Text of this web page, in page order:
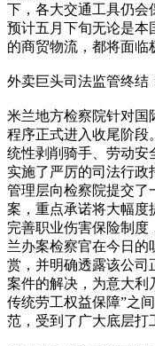
下，各大交通工具仍会
预计五月下旬无论是本
的商贸物流，都将面临
外卖巨头司法监管终结
米兰地方检察院针对国
程序正式进入收尾阶段
统性剥削骑手、劳动安
实施了严厉的司法行政
管理层向检察院提交了
案，重点承诺将大幅度
完善职业伤害保险制
兰办案检察官在今日
赏，并明确透露该公司
案件的解决，为意大利
传统劳工权益保障”之
范，受到了广大底层打